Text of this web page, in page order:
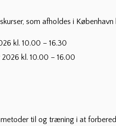
som afholdes i København
kl. 10.00 – 16.30
kl. 10.00 – 16.00
til og træning i at